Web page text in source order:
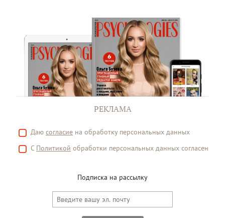
РЕКЛАМА
Даю согласие на обработку персональных данных
С Политикой обработки персональных данных согласен
Подписка на рассылку